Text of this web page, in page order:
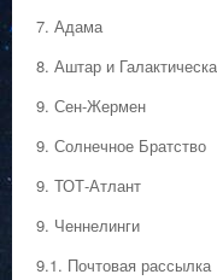
7. Адама
8. Аштар и
9. Сен-Жермен
9. Солнечное Братство
9. ТОТ-Атлант
9. Ченнелинги
9.1. Почтовая рассылка